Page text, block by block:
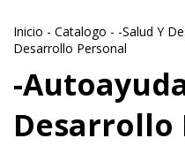
Inicio - Catalogo - -Salud Y
Desarrollo Personal
-
Desarrollo